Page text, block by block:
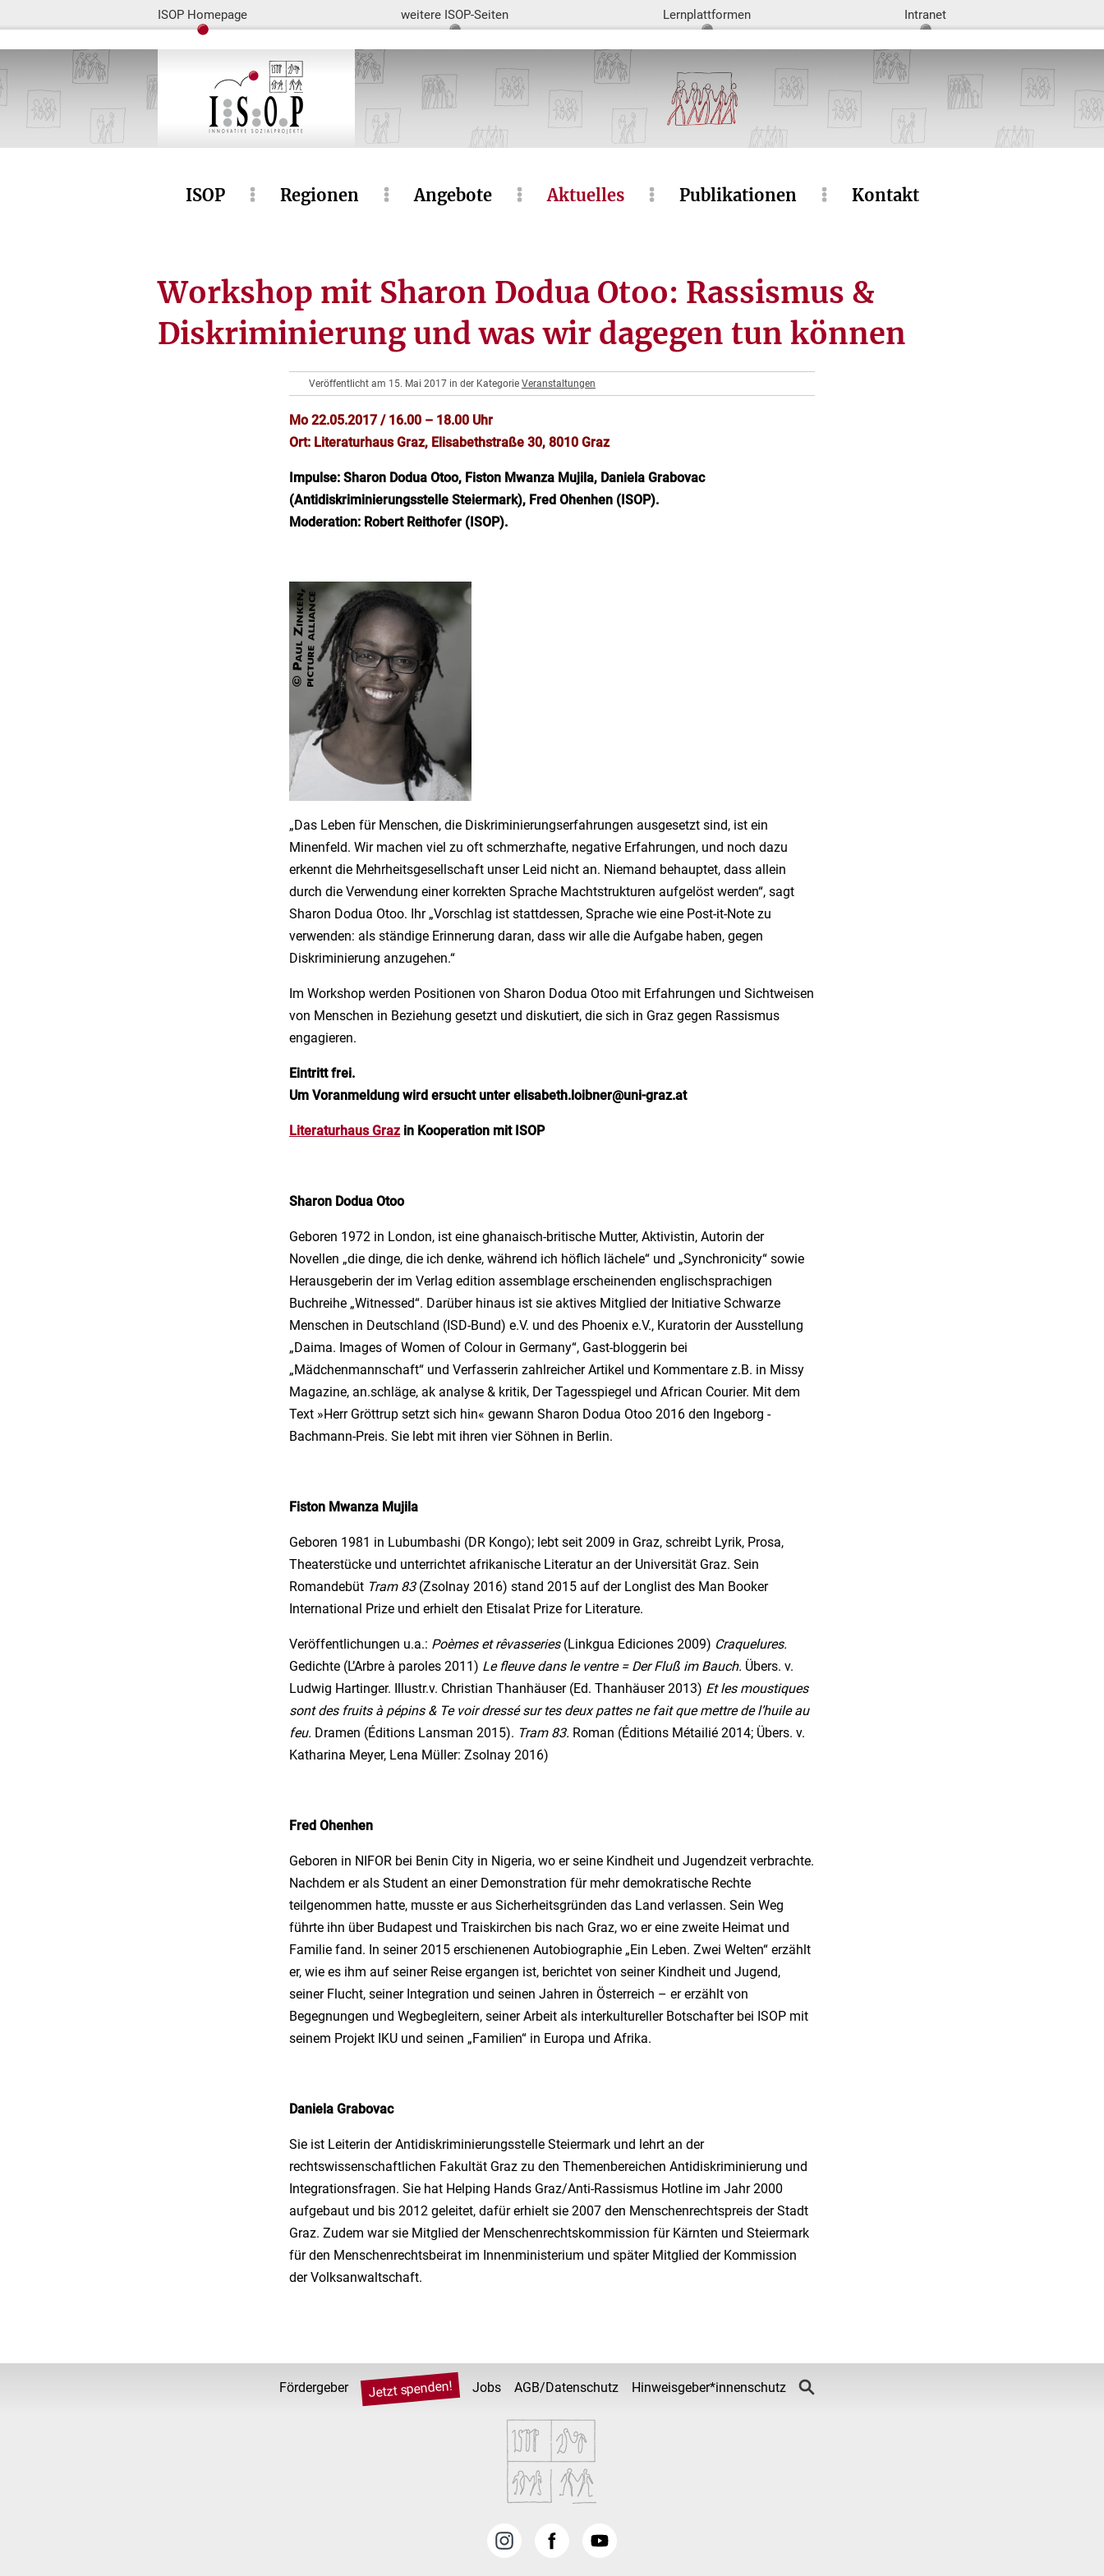
ISOP Homepage weitere ISOP-Seiten Lernplattformen Intranet
ISOP Regionen Angebote Aktuelles Publikationen Kontakt
Workshop mit Sharon Dodua Otoo: Rassismus &
Diskriminierung und was wir dagegen tun können
Veröffentlicht am 15. Mai 2017 in der Kategorie Veranstaltungen
Mo 22.05.2017 / 16.00 – 18.00 Uhr
Ort: Literaturhaus Graz, Elisabethstraße 30, 8010 Graz
Impulse: Sharon Dodua Otoo, Fiston Mwanza Mujila, Daniela Grabovac
(Antidiskriminierungsstelle Steiermark), Fred Ohenhen (ISOP).
Moderation: Robert Reithofer (ISOP).
„Das Leben für Menschen, die Diskriminierungserfahrungen ausgesetzt sind, ist ein
Minenfeld. Wir machen viel zu oft schmerzhafte, negative Erfahrungen, und noch dazu
erkennt die Mehrheitsgesellschaft unser Leid nicht an. Niemand behauptet, dass allein
durch die Verwendung einer korrekten Sprache Machtstrukturen aufgelöst werden“, sagt
Sharon Dodua Otoo. Ihr „Vorschlag ist stattdessen, Sprache wie eine Post-it-Note zu
verwenden: als ständige Erinnerung daran, dass wir alle die Aufgabe haben, gegen
Diskriminierung anzugehen.“
Im Workshop werden Positionen von Sharon Dodua Otoo mit Erfahrungen und Sichtweisen
von Menschen in Beziehung gesetzt und diskutiert, die sich in Graz gegen Rassismus
engagieren.
Eintritt frei.
Um Voranmeldung wird ersucht unter elisabeth.loibner@uni-graz.at
Literaturhaus Grazin Kooperation mit ISOP
Sharon Dodua Otoo
Geboren 1972 in London, ist eine ghanaisch-britische Mutter, Aktivistin, Autorin der
Novellen „die dinge, die ich denke, während ich höflich lächele“ und „Synchronicity“ sowie
Herausgeberin der im Verlag edition assemblage erscheinenden englischsprachigen
Buchreihe „Witnessed“. Darüber hinaus ist sie aktives Mitglied der Initiative Schwarze
Menschen in Deutschland (ISD-Bund) e.V. und des Phoenix e.V., Kuratorin der Ausstellung
„Daima. Images of Women of Colour in Germany“, Gast-bloggerin bei
„Mädchenmannschaft“ und Verfasserin zahlreicher Artikel und Kommentare z.B. in Missy
Magazine, an.schläge, ak analyse & kritik, Der Tagesspiegel und African Courier. Mit dem
Text »Herr Gröttrup setzt sich hin« gewann Sharon Dodua Otoo 2016 den Ingeborg -
Bachmann-Preis. Sie lebt mit ihren vier Söhnen in Berlin.
Fiston Mwanza Mujila
Geboren 1981 in Lubumbashi (DR Kongo); lebt seit 2009 in Graz, schreibt Lyrik, Prosa,
Theaterstücke und unterrichtet afrikanische Literatur an der Universität Graz. Sein
Romandebüt Tram 83(Zsolnay 2016) stand 2015 auf der Longlist des Man Booker
International Prize und erhielt den Etisalat Prize for Literature.
Veröffentlichungen u.a.: Poèmes et rêvasseries(Linkgua Ediciones 2009) Craquelures.
Gedichte (L’Arbre à paroles 2011) Le fleuve dans le ventre = Der Fluß im Bauch. Übers. v.
Ludwig Hartinger. Illustr.v. Christian Thanhäuser (Ed. Thanhäuser 2013) Et les moustiques
sont des fruits à pépins & Te voir dressé sur tes deux pattes ne fait que mettre de l’huile au
feu. Dramen (Éditions Lansman 2015). Tram 83. Roman (Éditions Métailié 2014; Übers. v.
Katharina Meyer, Lena Müller: Zsolnay 2016)
Fred Ohenhen
Geboren in NIFOR bei Benin City in Nigeria, wo er seine Kindheit und Jugendzeit verbrachte.
Nachdem er als Student an einer Demonstration für mehr demokratische Rechte
teilgenommen hatte, musste er aus Sicherheitsgründen das Land verlassen. Sein Weg
führte ihn über Budapest und Traiskirchen bis nach Graz, wo er eine zweite Heimat und
Familie fand. In seiner 2015 erschienenen Autobiographie „Ein Leben. Zwei Welten“ erzählt
er, wie es ihm auf seiner Reise ergangen ist, berichtet von seiner Kindheit und Jugend,
seiner Flucht, seiner Integration und seinen Jahren in Österreich – er erzählt von
Begegnungen und Wegbegleitern, seiner Arbeit als interkultureller Botschafter bei ISOP mit
seinem Projekt IKU und seinen „Familien“ in Europa und Afrika.
Daniela Grabovac
Sie ist Leiterin der Antidiskriminierungsstelle Steiermark und lehrt an der
rechtswissenschaftlichen Fakultät Graz zu den Themenbereichen Antidiskriminierung und
Integrationsfragen. Sie hat Helping Hands Graz/Anti-Rassismus Hotline im Jahr 2000
aufgebaut und bis 2012 geleitet, dafür erhielt sie 2007 den Menschenrechtspreis der Stadt
Graz. Zudem war sie Mitglied der Menschenrechtskommission für Kärnten und Steiermark
für den Menschenrechtsbeirat im Innenministerium und später Mitglied der Kommission
der Volksanwaltschaft.
Fördergeber Jetzt spenden! Jobs AGB/Datenschutz Hinweisgeber*innenschutz